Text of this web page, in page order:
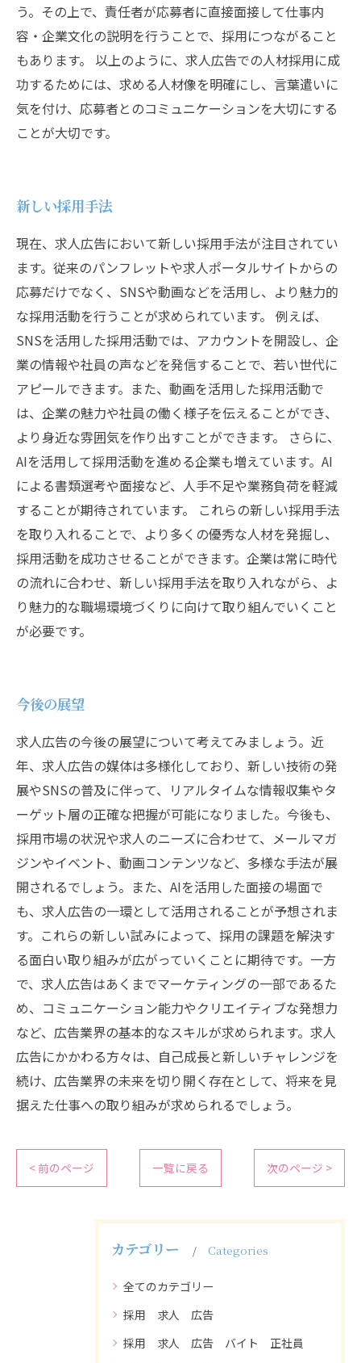
う。その上で、責任者が応募者に直接面接して仕事内
容・企業文化の説明を行うことで、採用につながること
もあります。 以上のように、求人広告での人材採用に成
功するためには、求める人材像を明確にし、言葉遣いに
気を付け、応募者とのコミュニケーションを大切にする
ことが大切です。
新しい採用手法
現在、求人広告において新しい採用手法が注目されてい
ます。従来のパンフレットや求人ポータルサイトからの
応募だけでなく、SNSや動画などを活用し、より魅力的
な採用活動を行うことが求められています。 例えば、
SNSを活用した採用活動では、アカウントを開設し、企
業の情報や社員の声などを発信することで、若い世代に
アピールできます。また、動画を活用した採用活動で
は、企業の魅力や社員の働く様子を伝えることができ、
より身近な雰囲気を作り出すことができます。 さらに、
AIを活用して採用活動を進める企業も増えています。AI
による書類選考や面接など、人手不足や業務負荷を軽減
することが期待されています。 これらの新しい採用手法
を取り入れることで、より多くの優秀な人材を発掘し、
採用活動を成功させることができます。企業は常に時代
の流れに合わせ、新しい採用手法を取り入れながら、よ
り魅力的な職場環境づくりに向けて取り組んでいくこと
が必要です。
今後の展望
求人広告の今後の展望について考えてみましょう。近
年、求人広告の媒体は多様化しており、新しい技術の発
展やSNSの普及に伴って、リアルタイムな情報収集やタ
ーゲット層の正確な把握が可能になりました。今後も、
採用市場の状況や求人のニーズに合わせて、メールマガ
ジンやイベント、動画コンテンツなど、多様な手法が展
開されるでしょう。また、AIを活用した面接の場面で
も、求人広告の一環として活用されることが予想されま
す。これらの新しい試みによって、採用の課題を解決す
る面白い取り組みが広がっていくことに期待です。一方
で、求人広告はあくまでマーケティングの一部であるた
め、コミュニケーション能力やクリエイティブな発想力
など、広告業界の基本的なスキルが求められます。求人
広告にかかわる方々は、自己成長と新しいチャレンジを
続け、広告業界の未来を切り開く存在として、将来を見
据えた仕事への取り組みが求められるでしょう。
< 前のページ 一覧に戻る 次のページ >
カテゴリー Categories
全てのカテゴリー
採用 求人 広告
採用 求人 広告 バイト 正社員